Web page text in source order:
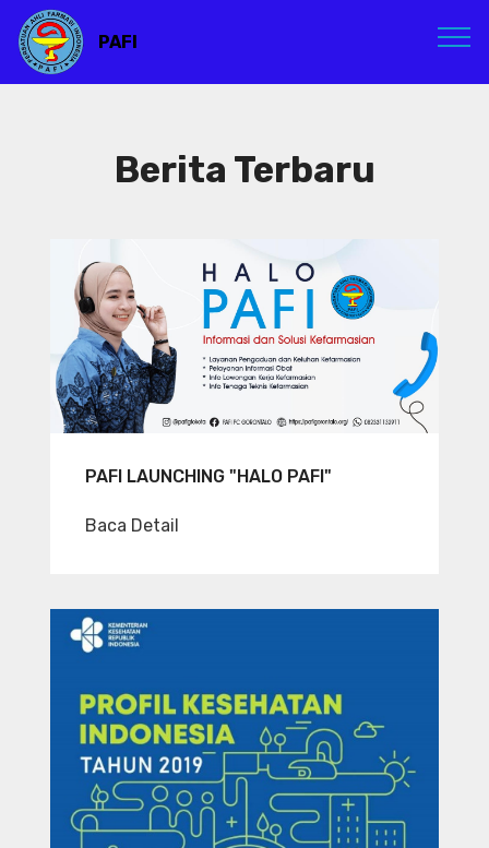
PAFI
Berita Terbaru
PAFI LAUNCHING "HALO PAFI"
Baca Detail